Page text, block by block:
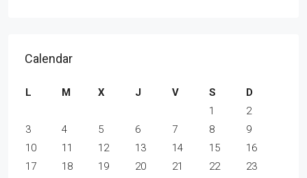
Calendar
L M X J V S
D
1
2
3
4 5 6 7 8
9
10
11 12 13 14 15
16
17
18 19 20 21 22
23